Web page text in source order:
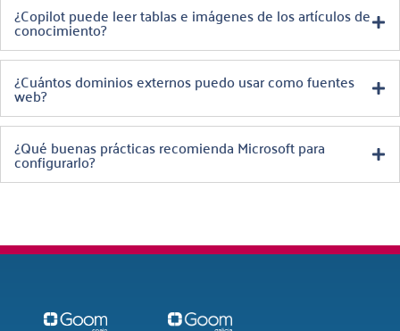
¿Copilot puede leer tablas e imágenes de los artículos de
conocimiento?
¿Cuántos dominios externos puedo usar como fuentes
web?
¿Qué buenas prácticas recomienda Microsoft para
configurarlo?